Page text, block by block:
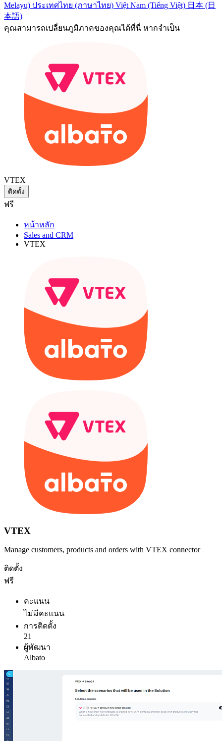
Melayu) ประเทศไทย (ภาษาไทย) Việt Nam (Tiếng Việt) 日本 (日
本語)
คุณสามารถเปลี่ยนภูมิภาคของคุณได้ที่นี่ หากจำเป็น
VTEX
ติดตั้ง
ฟรี
หน้าหลัก
Sales and CRM
VTEX
VTEX
Manage customers, products and orders with VTEX connector
ติดตั้ง
ฟรี
คะแนน
ไม่มีคะแนน
การติดตั้ง
21
ผู้พัฒนา
Albato